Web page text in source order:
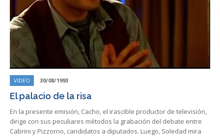
VIDEO 30/08/1993
El palacio de la risa
En la presente emisión, Cacho, el irascible productor de televisión,
dirige con sus peculiares métodos la grabación del debate entre
Cabrini y Pizzorno, candidatos a diputados. Luego, Soledad mira